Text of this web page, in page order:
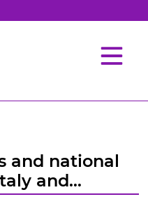
and national
and